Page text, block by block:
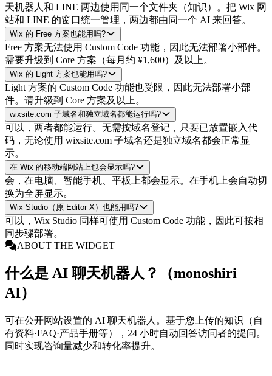
天机器人和 LINE 两边使用同一个文件夹（知识）。把 Wix 网
站和 LINE 的窗口统一管理，两边都由同一个 AI 来回答。
Wix 的 Free 方案也能用吗?
Free 方案无法使用 Custom Code 功能，因此无法部署小部件。
需要升级到 Core 方案（每月约 ¥1,600）及以上。
Wix 的 Light 方案也能用吗?
Light 方案的 Custom Code 功能也受限，因此无法部署小部
件。请升级到 Core 方案及以上。
wixsite.com 子域名和独立域名都能运行吗?
可以，两者都能运行。无需按域名登记，只要已放置嵌入代
码，无论使用 wixsite.com 子域名还是独立域名都会正常显
示。
在 Wix 的移动端网站上也会显示吗?
会，在电脑、智能手机、平板上都会显示。在手机上会自动切
换为全屏显示。
Wix Studio（原 Editor X）也能用吗?
可以，Wix Studio 同样可使用 Custom Code 功能，因此可按相
同步骤部署。
ABOUT THE WIDGET
什么是 AI 聊天机器人？（monoshiri
AI）
可在公开网站设置的 AI 聊天机器人。基于您上传的知识（自
有资料·FAQ·产品手册等），24 小时自动回答访问者的提问。
同时实现咨询量减少和转化率提升。